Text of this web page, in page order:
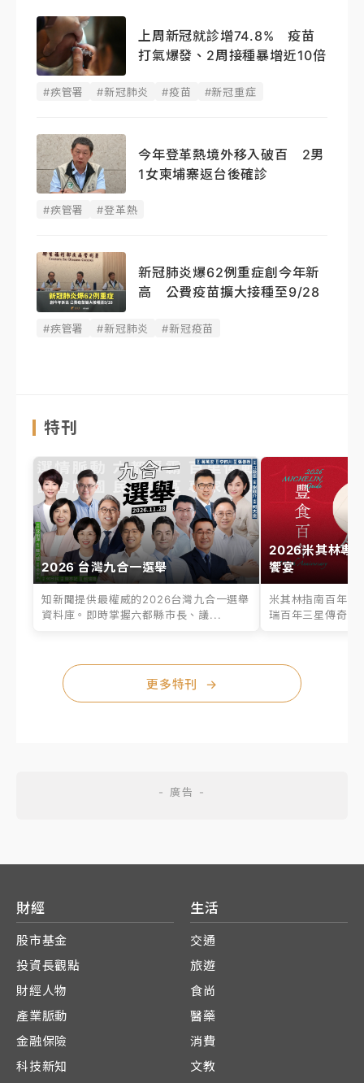
上周新冠就診增74.8% 疫苗
打氣爆發、2周接種暴增近10倍
#疾管署 #新冠肺炎 #疫苗 #新冠重症
今年登革熱境外移入破百 2男
1女柬埔寨返台後確診
#疾管署 #登革熱
新冠肺炎爆62例重症創今年新
高 公費疫苗擴大接種至9/28
#疾管署 #新冠肺炎 #新冠疫苗
特刊
2026 台灣九合一選舉
知新聞提供最權威的2026台灣九合一選舉
資料庫。即時掌握六都縣市長、議...
2026米其林專
饗宴
米其林指南百年之
瑞百年三星傳奇、
更多特刊 →
財經
股市基金
投資長觀點
財經人物
產業脈動
金融保險
科技新知
生活
交通
旅遊
食尚
醫藥
消費
文教